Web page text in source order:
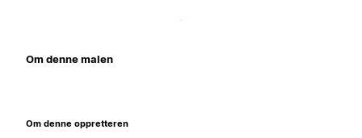
Om denne malen
Om denne oppretteren